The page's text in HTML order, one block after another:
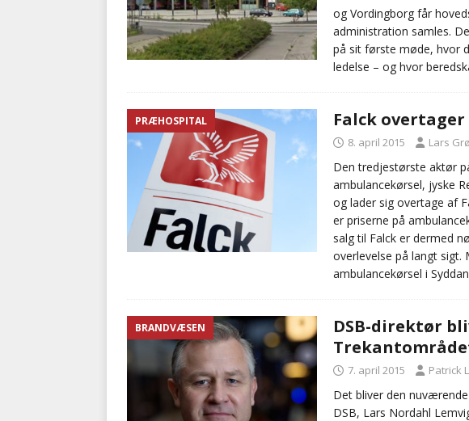
og Vordingborg får
administration samles.
på sit første møde, hvor
ledelse – og hvor
PRÆHOSPITAL Falck overtager
8. april 2015 Lars
Den tredjestørste aktør
ambulancekørsel, jyske
og lader sig overtage af
er priserne på
salg til Falck er dermed
overlevelse på langt sigt.
ambulancekørsel i
BRANDVÆSEN
DSB-direktør
7. april 2015 Patrick
Det bliver den
DSB, Lars Nordahl